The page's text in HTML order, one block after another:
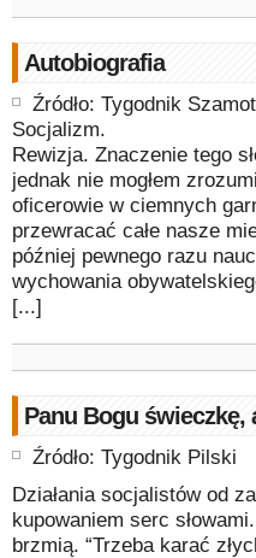
Autobiografia
Źródło: Tygodnik
Socjalizm.
Rewizja. Znaczenie tego
jednak nie mogłem
oficerowie w ciemnych
przewracać całe nasze
później pewnego razu
wychowania
[...]
Panu Bogu świeczkę,
Źródło: Tygodnik Pilski
Działania socjalistów od
kupowaniem serc
brzmią. “Trzeba karać